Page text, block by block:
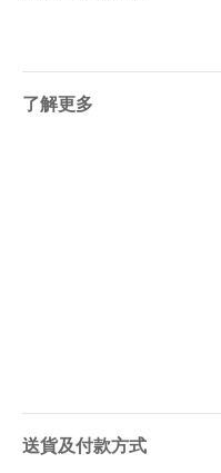
了解更多
送貨及付款方式